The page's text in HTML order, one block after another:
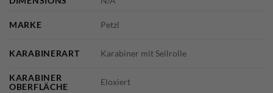
MARKE Petzl
KARABINERART Karabiner mit Seilrolle
KARABINER
OBERFLÄCHE
Eloxiert